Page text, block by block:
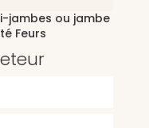
jambes ou jambe
Feurs